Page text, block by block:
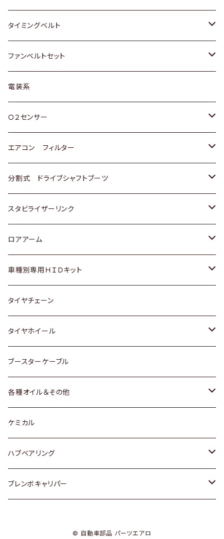
三菱
スバル
日野
クライスラー
ダイハツ
マツダ
三菱
スバル
ホンダ
マツダ
スズキ
ダイハツ
マツダ
三菱
スバル
ホンダ
スズキ
日産
ダイハツ
マツダ
三菱
スバル
タイミングベルト
トヨタ
スズキ
ダイハツ
三菱
スバル
ファンベルトセット
トヨタ
ホンダ
スズキ
日産
いすゞ
ダイハツ
マツダ
三菱
スバル
レクサス
電装系
Ｏ２センサー
トヨタ
ホンダ
スズキ
日産
ダイハツ
マツダ
三菱
スバル
エアコン フィルター
トヨタ
ホンダ
スズキ
日産
いすゞ
ダイハツ
マツダ
三菱
スバル
分割式 ドライブシャフトブーツ
トヨタ
ホンダ
スズキ
日産
ダイハツ
スバル
スタビライザーリンク
トヨタ
ホンダ
スズキ
日産
ダイハツ
マツダ
ロアアーム
ホンダ
スズキ
日産
ダイハツ
マツダ
スバル
車種別専用ＨＩＤキット
トヨタ
マツダ
タイヤチェーン
タイヤホイール
トヨタ
ホンダ
スズキ
日産
ダイハツ
ブースターケーブル
各種オイル＆その他
ディーデル洗浄添加剤
ケミカル
ハブベアリング
トヨタ
ブレンボキャリパー
© 自動車部品 パーツエアロ